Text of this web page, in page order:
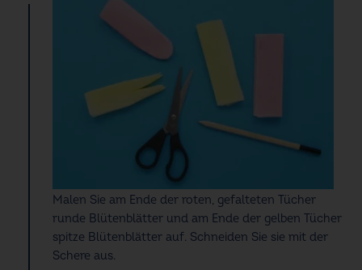
Malen Sie am Ende der roten, gefalteten Tücher
runde Blütenblätter und am Ende der gelben Tücher
spitze Blütenblätter auf. Schneiden Sie sie mit der
Schere aus.